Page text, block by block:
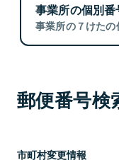
事業所の個別
事業所の７けたの
郵便番号検
市町村変更情報